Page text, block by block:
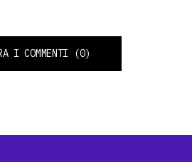
I COMMENTI (0)